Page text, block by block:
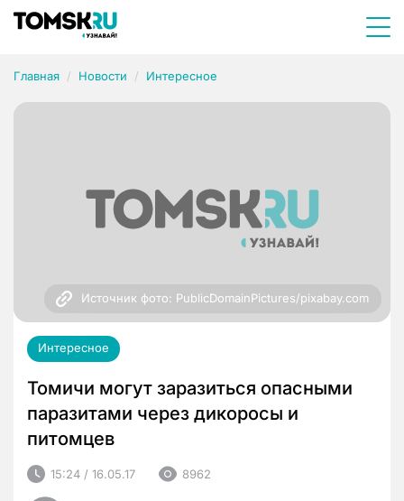
Главная Новости Интересное
Источник фото: PublicDomainPictures/pixabay.com
Интересное
Томичи могут заразиться опасными
паразитами через дикоросы и
питомцев
15:24 / 16.05.17 8962